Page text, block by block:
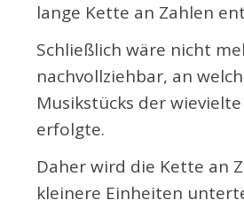
lange Kette an Zahlen
Schließlich wäre nicht
nachvollziehbar, an
Musikstücks der
erfolgte.
Daher wird die Kette an
kleinere Einheiten